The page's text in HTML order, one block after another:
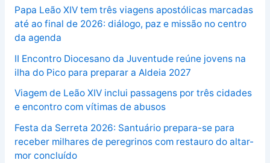
Papa Leão XIV tem três viagens apostólicas marcadas
até ao final de 2026: diálogo, paz e missão no centro
da agenda
II Encontro Diocesano da Juventude reúne jovens na
ilha do Pico para preparar a Aldeia 2027
Viagem de Leão XIV inclui passagens por três cidades
e encontro com vítimas de abusos
Festa da Serreta 2026: Santuário prepara-se para
receber milhares de peregrinos com restauro do altar-
mor concluído